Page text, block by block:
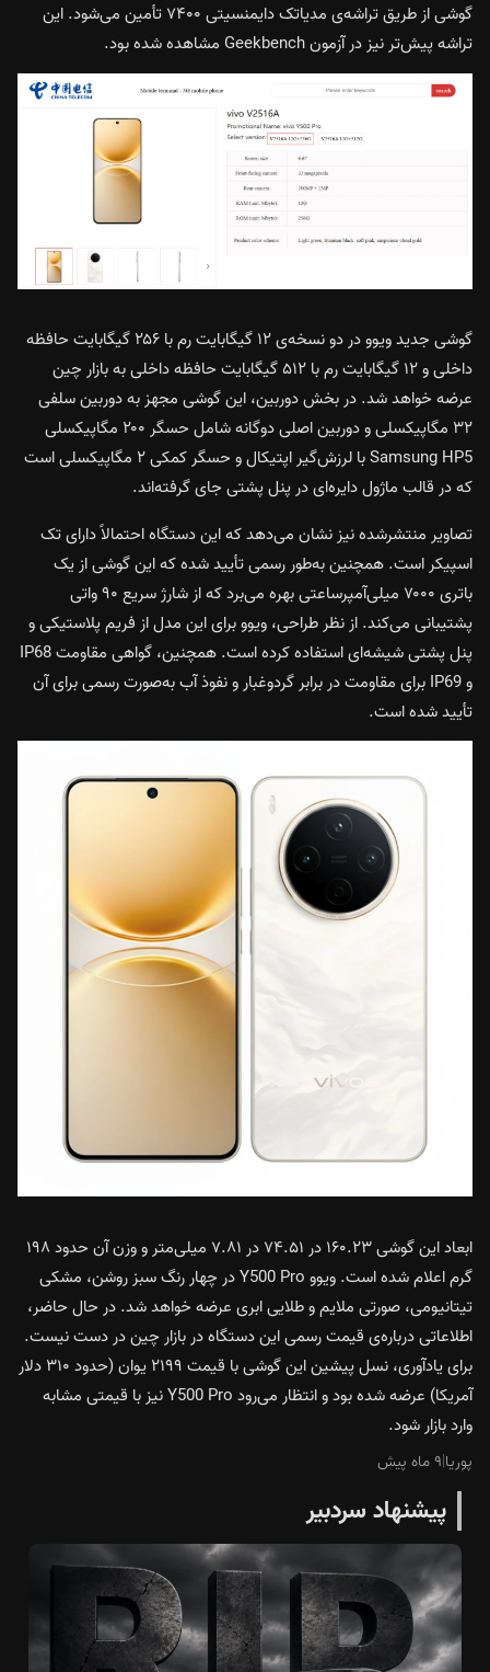
گوشی از طریق تراشه‌ی مدیاتک دایمنسیتی ۷۴۰۰ تأمین می‌شود. این
تراشه پیش‌تر نیز در آزمون Geekbench مشاهده شده بود.
گوشی جدید ویوو در دو نسخه‌ی ۱۲ گیگابایت رم با ۲۵۶ گیگابایت حافظه
داخلی و ۱۲ گیگابایت رم با ۵۱۲ گیگابایت حافظه داخلی به بازار چین
عرضه خواهد شد. در بخش دوربین، این گوشی مجهز به دوربین سلفی
۳۲ مگاپیکسلی و دوربین اصلی دوگانه شامل حسگر ۲۰۰ مگاپیکسلی
Samsung HP5 با لرزش‌گیر اپتیکال و حسگر کمکی ۲ مگاپیکسلی است
که در قالب ماژول دایره‌ای در پنل پشتی جای گرفته‌اند.
تصاویر منتشرشده نیز نشان می‌دهد که این دستگاه احتمالاً دارای تک
اسپیکر است. همچنین به‌طور رسمی تأیید شده که این گوشی از یک
باتری ۷۰۰۰ میلی‌آمپرساعتی بهره می‌برد که از شارژ سریع ۹۰ واتی
پشتیبانی می‌کند. از نظر طراحی، ویوو برای این مدل از فریم پلاستیکی و
پنل پشتی شیشه‌ای استفاده کرده است. همچنین، گواهی مقاومت IP68
و IP69 برای مقاومت در برابر گردوغبار و نفوذ آب به‌صورت رسمی برای آن
تأیید شده است.
ابعاد این گوشی ۱۶۰.۲۳ در ۷۴.۵۱ در ۷.۸۱ میلی‌متر و وزن آن حدود ۱۹۸
گرم اعلام شده است. ویوو Y500 Pro در چهار رنگ سبز روشن، مشکی
تیتانیومی، صورتی ملایم و طلایی ابری عرضه خواهد شد. در حال حاضر،
اطلاعاتی درباره‌ی قیمت رسمی این دستگاه در بازار چین در دست نیست.
برای یادآوری، نسل پیشین این گوشی با قیمت ۲۱۹۹ یوان (حدود ۳۱۰ دلار
آمریکا) عرضه شده بود و انتظار می‌رود Y500 Pro نیز با قیمتی مشابه
وارد بازار شود.
پوریا|۹ ماه پیش
پیشنهاد سردبیر